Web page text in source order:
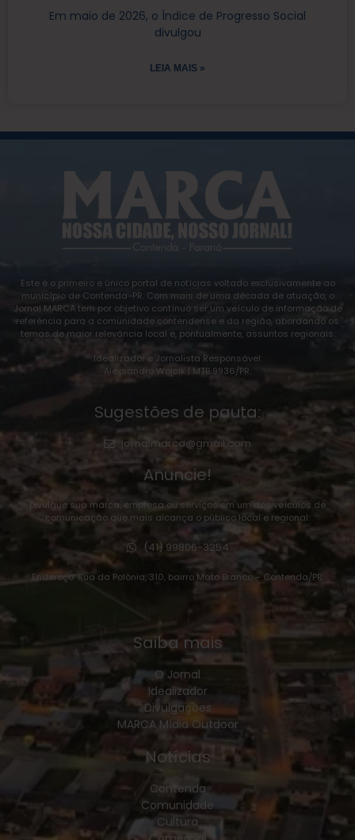
Em maio de 2026, o Índice de Progresso Social
divulgou
LEIA MAIS »
Este é o primeiro e único portal de notícias voltado exclusivamente ao
município de Contenda-PR. Com mais de uma década de atuação, o
Jornal MARCA tem por objetivo contínuo ser um veículo de informação de
referência para a comunidade contendense e da região, abordando os
temas de maior relevância local e, pontualmente, assuntos regionais.
Idealizador e Jornalista Responsável:
Alexsandro Wojcik | MTB 9936/PR.
Sugestões de pauta:
jornalmarca@gmail.com
Anuncie!
Divulgue sua marca, empresa ou serviços em um dos veículos de
comunicação que mais alcança o público local e regional:
(41) 99806-3254
Endereço: Rua da Polônia, 310, bairro Mato Branco – Contenda/PR.
Saiba mais
O Jornal
Idealizador
Divulgações
MARCA Mídia Outdoor
Notícias
Contenda
Comunidade
Cultura